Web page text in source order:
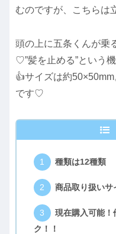
むのですが、こちらは
頭の上に五条くんが乗
♡”髪を止める”という
👍サイズは約
です♡
種類は12種類
商品取り扱いサ
現在購入可能！
ク！！